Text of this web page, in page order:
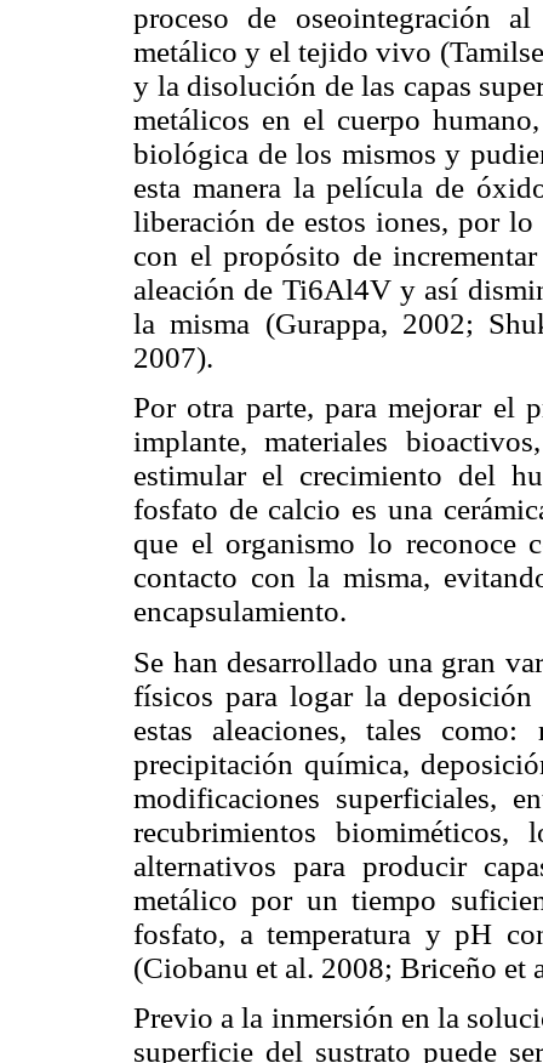
proceso de oseointegración
metálico y el tejido vivo
y la disolución de las capas
metálicos en el cuerpo
biológica de los mismos y
esta manera la película de
liberación de estos iones, por lo
con el propósito de
aleación de Ti6Al4V y así
la misma (Gurappa, 2002;
2007).
Por otra parte, para mejorar el
implante, materiales
estimular el crecimiento del
fosfato de calcio es una
que el organismo lo reconoce
contacto con la misma,
encapsulamiento.
Se han desarrollado una gran
físicos para logar la
estas aleaciones, tales
precipitación química,
modificaciones superficiales,
recubrimientos biomiméticos,
alternativos para producir
metálico por un tiempo
fosfato, a temperatura y pH
(Ciobanu et al. 2008; Briceño et
Previo a la inmersión en la
superficie del sustrato puede